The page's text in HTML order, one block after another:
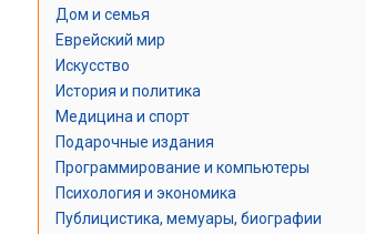
Дом и семья
Еврейский мир
Искусство
История и политика
Медицина и спорт
Подарочные издания
Программирование и компьютеры
Психология и экономика
Публицистика, мемуары, биографии